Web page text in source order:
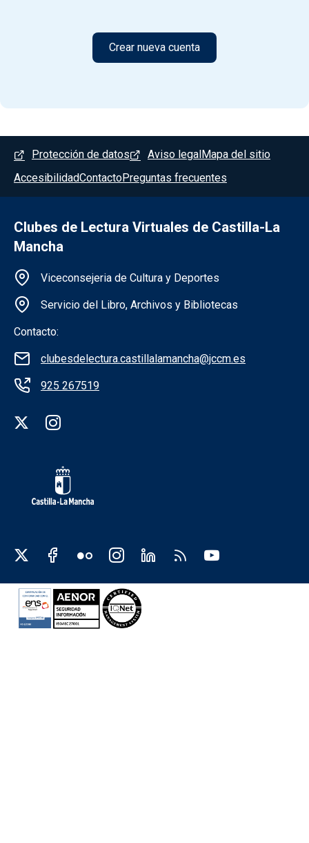
Menú del pie
Protección de datos Aviso legal Mapa del sitio
AccesibilidadContactoPreguntas frecuentes
Clubes de Lectura Virtuales de Castilla-La
Mancha
Información de la institución
Viceconsejeria de Cultura y Deportes
Servicio del Libro, Archivos y Bibliotecas
Contacto:
clubesdelectura.castillalamancha@jccm.es
925 267519
Redes sociales institución
Redes sociales JCCM